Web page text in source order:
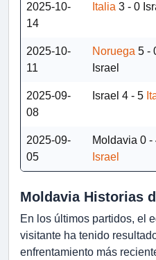
2025-10-
14
Italia 3 - 0
2025-10-
11
Noruega 5 -
Israel
2025-09-
08
Israel 4 - 5
2025-09-
05
Moldavia 0 -
Israel
Moldavia Historias
En los últimos partidos, el
visitante ha tenido
enfrentamiento más